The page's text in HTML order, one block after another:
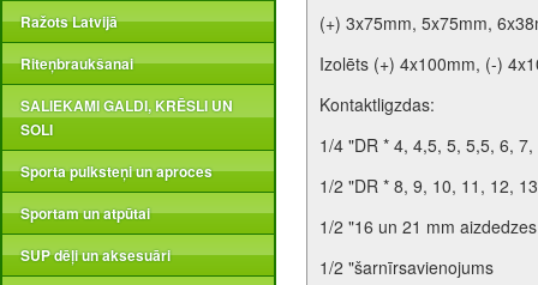
Ražots Latvijā
Riteņbraukšanai
SALIEKAMI GALDI, KRĒSLI UN
SOLI
Sporta pulksteņi un aproces
Sportam un atpūtai
SUP dēļi un aksesuāri
(+) 3x75mm, 5x75mm,
Izolēts (+) 4x100mm, (-)
Kontaktligzdas:
1/4 "DR * 4, 4,5, 5, 5,5, 6,
1/2 "DR * 8, 9, 10, 11, 12,
1/2 "16 un 21 mm
1/2 "šarnīrsavienojums